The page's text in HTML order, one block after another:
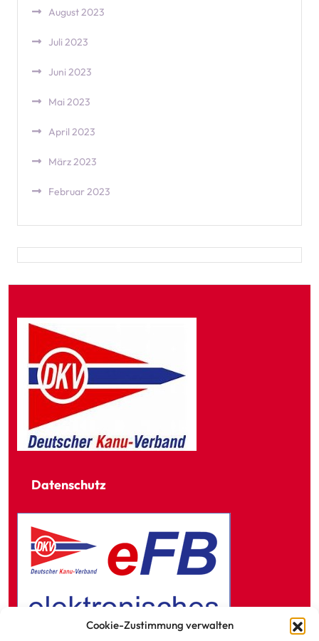
Cookie-Zustimmung verwalten
August 2023
Juli 2023
Juni 2023
Mai 2023
April 2023
März 2023
Februar 2023
Datenschutz